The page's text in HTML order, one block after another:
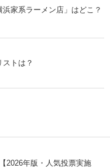
家系ラーメン店」はどこ？
トは？
2026年版・人気投票実施